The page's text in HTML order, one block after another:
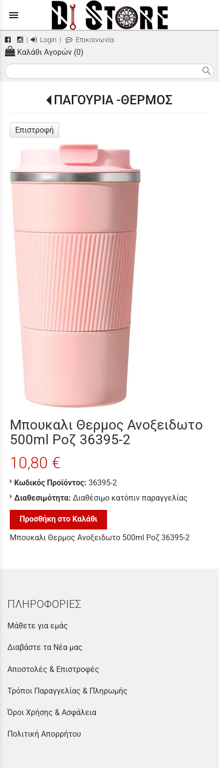
menu
| Login | Επικοινωνία
Καλάθι Αγορών (0)
search
ΠΑΓΟΥΡΙΑ -ΘΕΡΜΟΣ
Επιστροφή
Μπουκαλι Θερμος Ανοξειδωτο
500ml Ροζ 36395-2
10,80 €
Κωδικός Προϊόντος: 36395-2
Διαθεσιμότητα: Διαθέσιμο κατόπιν παραγγελίας
Προσθήκη στο Καλάθι
Μπουκαλι Θερμος Ανοξειδωτο 500ml Ροζ 36395-2
ΠΛΗΡΟΦΟΡΙΕΣ
Μάθετε για εμάς
Διαβάστε τα Νέα μας
Αποστολές & Επιστροφές
Τρόποι Παραγγελίας & Πληρωμής
Όροι Χρήσης & Ασφάλεια
Πολιτική Απορρήτου